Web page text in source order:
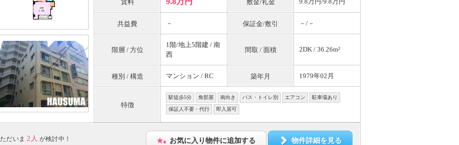
賃料 敷金/礼金
共益費 － 保証金/敷引 －/－
階層 / 方位
1階/地上5階建 / 南
西
間取 / 面積 2DK / 36.26m²
種別 / 構造 マンション / RC 築年月 1979年02月
特徴
駅徒歩5分 角部屋 南向き バス・トイレ別 エアコン 駐車場あり
保証人不要・代行 即入居可
ただいま 2人 が検討中！
お気に入り物件に追加する 物件詳細を見る